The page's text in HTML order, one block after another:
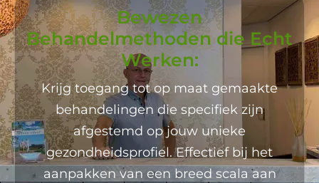
Bewezen
Behandelmethoden die Echt
Werken:
Krijg toegang tot op maat gemaakte
behandelingen die specifiek zijn
afgestemd op jouw unieke
gezondheidsprofiel. Effectief bij het
aanpakken van een breed scala aan